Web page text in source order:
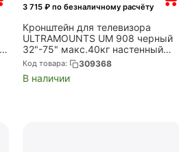
3 715₽ по безналичному расчёту
Кронштейн для телевизора
ULTRAMOUNTS UM 908 черный
32"-75" макс.40кг настенный
поворотно-выдвижной и
наклонный (UM908)
Код товара: 309368
В наличии